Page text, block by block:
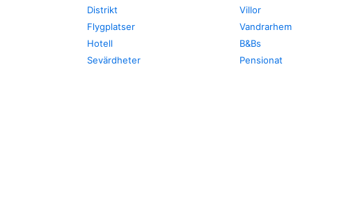
Distrikt
Flygplatser
Hotell
Sevärdheter
Villor
Vandrarhem
B&Bs
Pensionat